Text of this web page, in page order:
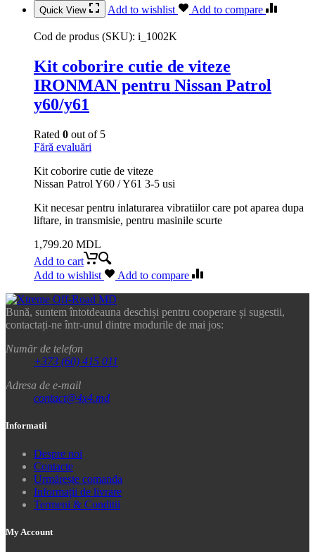
Quick View Add to wishlist Add to compare
Cod de produs (SKU): i_1002K
Kit coborire cutie de viteze
IRONMAN pentru Nissan Patrol
y60/y61
Rated 0 out of 5
Fără evaluări
Kit coborire cutie de viteze
Nissan Patrol Y60 / Y61 3-5 usi
Kit necesar pentru inlaturarea vibratiilor care pot aparea dupa
liftare, in transmisie, pentru masinile scurte
1,799.20 MDL
Add to cart
Add to wishlist
Add to compare
Bună, suntem întotdeauna deschiși pentru cooperare și sugestii,
contactați-ne într-unul dintre modurile de mai jos:
Număr de telefon
+373 (60) 415 011
Adresa de e-mail
contact@4x4.md
Informatii
Despre noi
Contacte
Urmărește comanda
Informații de livrare
Termeni & Conditii
My Account